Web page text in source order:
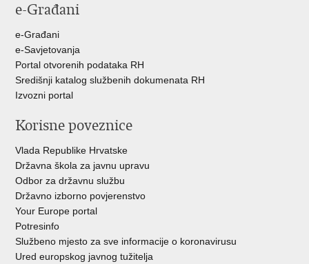
e-Građani
e-Građani
e-Savjetovanja
Portal otvorenih podataka RH
Središnji katalog službenih dokumenata RH
Izvozni portal
Korisne poveznice
Vlada Republike Hrvatske
Državna škola za javnu upravu
Odbor za državnu službu
Državno izborno povjerenstvo
Your Europe portal
Potresinfo
Službeno mjesto za sve informacije o koronavirusu
Ured europskog javnog tužitelja